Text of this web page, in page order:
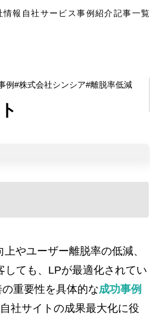
情報 自社サービス事例紹介記事一覧
例 株式会社シンシア 離脱率低減
やユーザー離脱率の低減、
ても、LPが最適化されてい
重要性を具体的な成功事例
社サイトの成果最大化に役